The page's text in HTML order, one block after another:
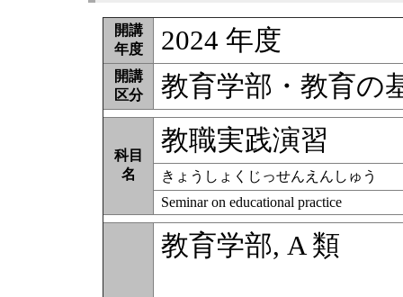
開講
年度
2024 年度
開講
区分
教育学部・教育の
科目
名
教職実践演習
きょうしょくじっせんえんしゅう
Seminar on educational practice
教育学部, A 類